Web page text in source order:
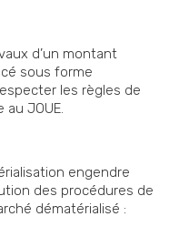
d’un montant
sous forme
les règles de
JOUE.
engendre
des procédures de
dématérialisé :